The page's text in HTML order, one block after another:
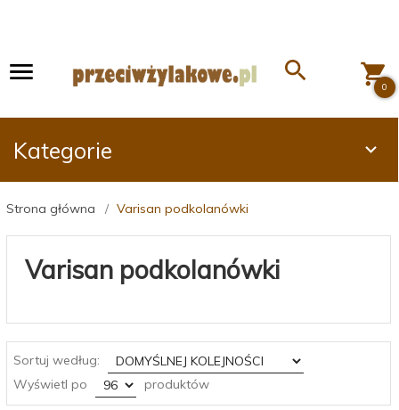
0
Kategorie
Strona główna Varisan podkolanówki
Varisan podkolanówki
Sortuj według:
sort
Wyświetl po
pop produktów